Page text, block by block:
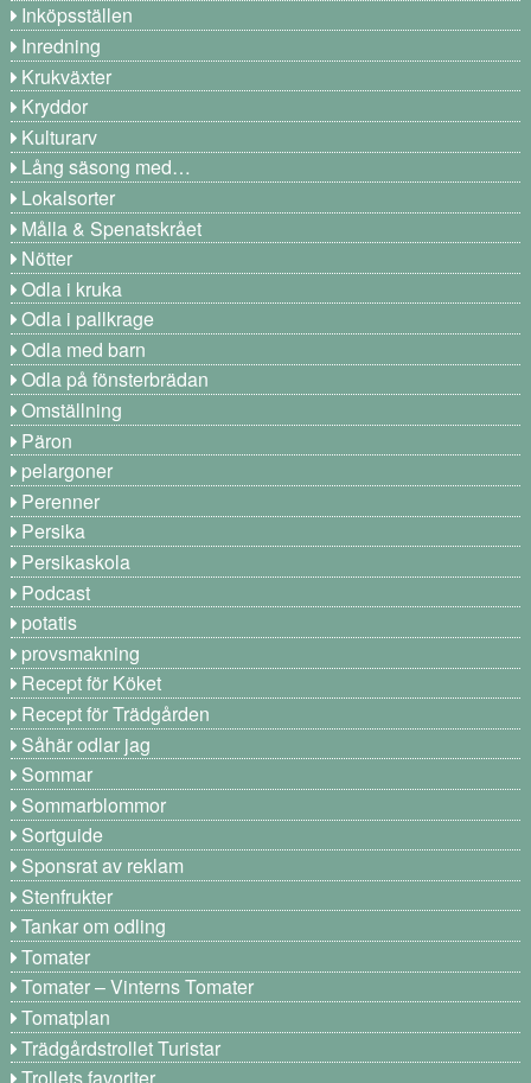
Inköpsställen
Inredning
Krukväxter
Kryddor
Kulturarv
Lång säsong med…
Lokalsorter
Målla & Spenatskrået
Nötter
Odla i kruka
Odla i pallkrage
Odla med barn
Odla på fönsterbrädan
Omställning
Päron
pelargoner
Perenner
Persika
Persikaskola
Podcast
potatis
provsmakning
Recept för Köket
Recept för Trädgården
Såhär odlar jag
Sommar
Sommarblommor
Sortguide
Sponsrat av reklam
Stenfrukter
Tankar om odling
Tomater
Tomater – Vinterns Tomater
Tomatplan
Trädgårdstrollet Turistar